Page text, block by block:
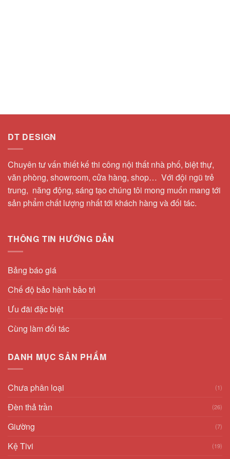
DT DESIGN
Chuyên tư vấn thiết kế thi công nội thất nhà phố, biệt thự,
văn phòng, showroom, cửa hàng, shop… Với đội ngũ trẻ
trung, năng động, sáng tạo chúng tôi mong muốn mang tới
sản phẩm chất lượng nhất tới khách hàng và đối tác.
THÔNG TIN HƯỚNG DẪN
Bảng báo giá
Chế độ bảo hành bảo trì
Ưu đãi đặc biệt
Cùng làm đối tác
DANH MỤC SẢN PHẨM
Chưa phân loại (1)
Đèn thả trần (26)
Giường (7)
Kệ Tivi (19)